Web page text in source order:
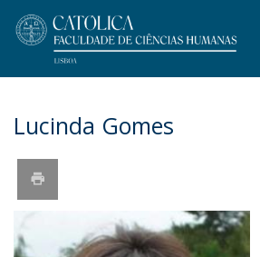
Lucinda Gomes